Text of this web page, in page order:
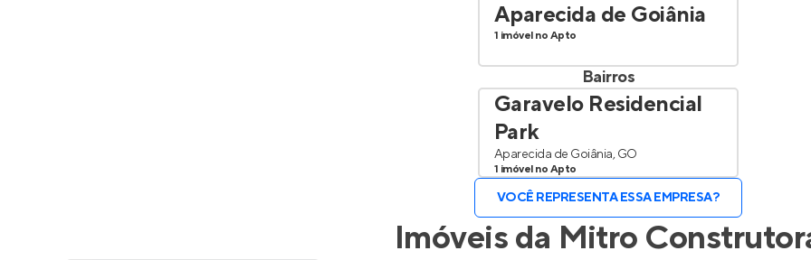
Aparecida de Goiânia
1 imóvel no Apto
Bairros
Garavelo Residencial
Park
Aparecida de Goiânia, GO
1 imóvel no Apto
VOCÊ REPRESENTA ESSA EMPRESA?
Imóveis da Mitro